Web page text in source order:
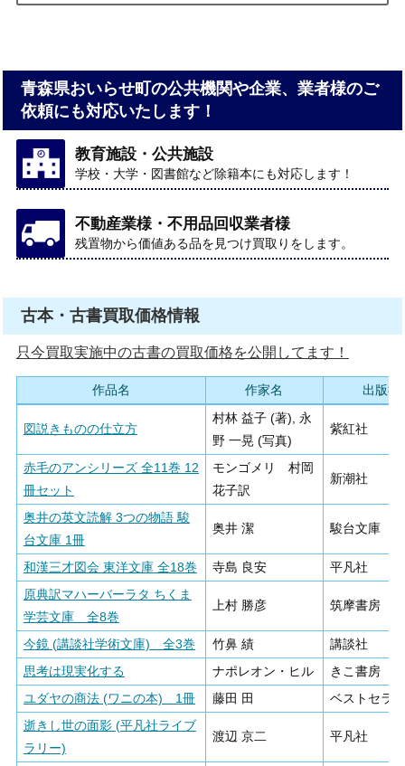
青森県おいらせ町の公共機関や企業、業者様のご
依頼にも対応いたします！
教育施設・公共施設
学校・大学・図書館など除籍本にも対応します！
不動産業様・不用品回収業者様
残置物から価値ある品を見つけ買取りをします。
古本・古書買取価格情報
只今買取実施中の古書の買取価格を公開してます！
作品名 作家名 出版社
図説きものの仕立方
村林 益子 (著), 永
野 一晃 (写真)
紫紅社
赤毛のアンシリーズ 全11巻 12
冊セット
モンゴメリ 村岡
花子訳
新潮社
奥井の英文読解 3つの物語 駿
台文庫 1冊
奥井 潔 駿台文庫
和漢三才図会 東洋文庫 全18巻 寺島 良安
平凡社
原典訳マハーバーラタ ちくま
学芸文庫 全8巻
上村 勝彦 筑摩書房
今鏡 (講談社学術文庫) 全3巻 竹鼻 績
講談社
思考は現実化する
ナポレオン・ヒル
きこ書房
ユダヤの商法 (ワニの本) 1冊
藤田 田
ベストセラ
逝きし世の面影 (平凡社ライブ
ラリー)
渡辺 京二 平凡社